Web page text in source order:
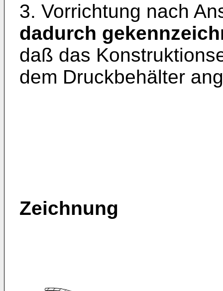
3. Vorrichtung nach
dadurch
daß das
dem Druckbehälter
Zeichnung